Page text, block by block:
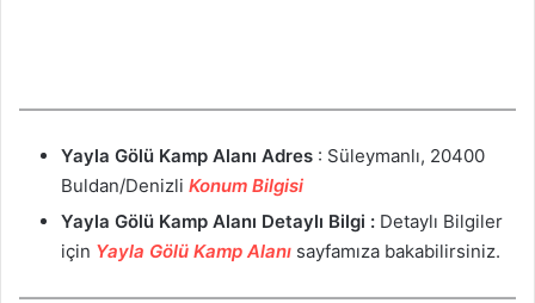
Yayla Gölü Kamp Alanı Adres : Süleymanlı, 20400
Buldan/Denizli Konum Bilgisi
Yayla Gölü Kamp Alanı Detaylı Bilgi : Detaylı Bilgiler
için Yayla Gölü Kamp Alanı sayfamıza bakabilirsiniz.